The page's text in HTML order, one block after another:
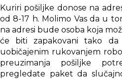
Kuriri pošiljke donose na
od 8-17 h. Molimo Vas da u
na adresi bude osoba koja
će biti zapakovani tako
uobičajenim rukovanjem
preuzimanja pošiljke
pregledate paket da